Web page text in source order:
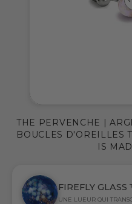
FIREFLY
UNE LUEUR QUI
THE PERVENCHE |
BOUCLES D'OREILLES
IS